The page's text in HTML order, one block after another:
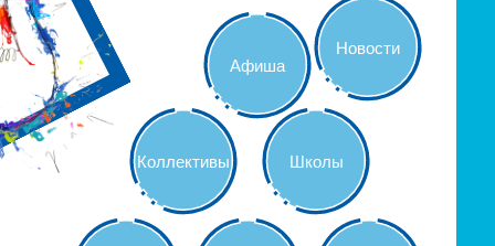
Новости
Коллективы Школы
Афиша